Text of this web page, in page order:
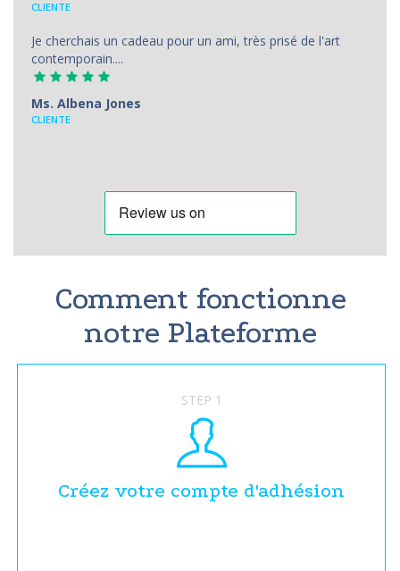
CLIENTE
Je cherchais un cadeau pour un ami, très prisé de l'art
contemporain....
Ms. Albena Jones
CLIENTE
Comment fonctionne
notre Plateforme
STEP 1
Créez votre compte d'adhésion